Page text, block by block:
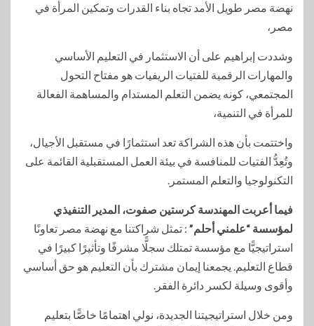
نهضة مصر طويل الأمد تجاه بناء القدرات وتمكين المرأة في
مصر،
وشددت إبراهيم على أن الاستثمار في التعليم الأساسي
والمهارات الرقمية للفتيات الريفيات هو مفتاح التحول
المجتمعي، كونه يضمن التعلم المستدام والمساهمة الفعالة
للمرأة في التنمية،
واختتمت بأن هذه الشراكة تعد استثمارًا في مستقبل الأجيال،
وتُعِدُّ الفتيات للمنافسة في بيئة العمل المستقبلية القائمة على
التكنولوجيا والتعلم المستمر.
فيما أعربت المهندسة كرستين صفوت، المدير التنفيذي
لمؤسسة “علمني أحلم” : تمثل شراكتنا مع نهضة مصر تعاونًا
استراتيجيًّا مع مؤسسة تمتلك سجلًّا مشرفًا وتأثيرًا كبيرًا في
قطاع التعليم. يجمعنا إيمان مشترك بأن التعليم هو حق أساسي
وأقوى وسيلة لكسر دائرة الفقر.
ومن خلال استراتيجيتنا الجديدة، نولي اهتمامًا خاصًّا بتعليم